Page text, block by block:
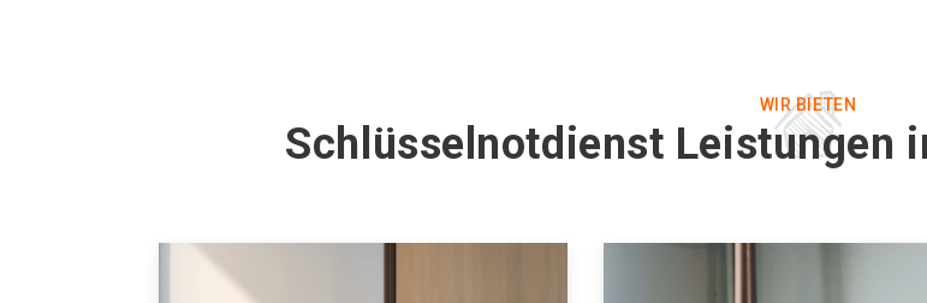
WIR BIETEN
Schlüsselnotdienst Leistungen